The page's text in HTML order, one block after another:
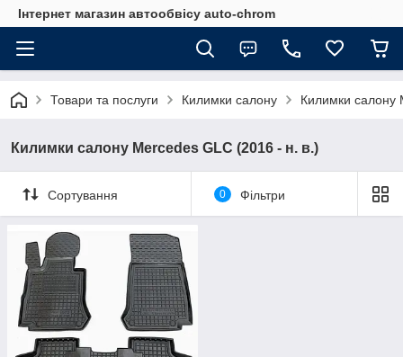
Інтернет магазин автообвісу auto-chrom
Товари та послуги Килимки салону Килимки салону
Килимки салону Mercedes GLC (2016 - н. в.)
Сортування 0 Фільтри